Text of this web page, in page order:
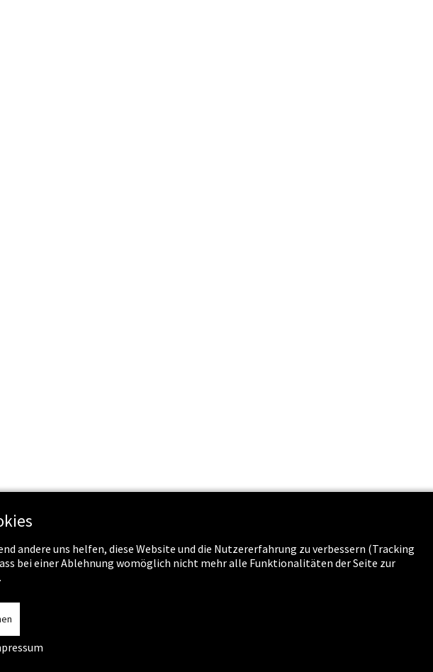
Service Jobs & Karriere
andere uns helfen, diese Website und die Nutzererfahrung zu verbessern (Tracking
bei einer Ablehnung womöglich nicht mehr alle Funktionalitäten der Seite zur